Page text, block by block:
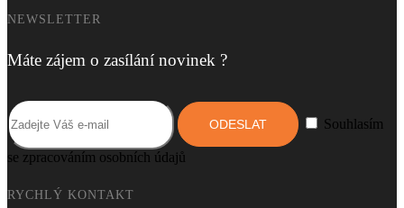
NEWSLETTER
Máte zájem o zasílání novinek ?
Souhlasím
se zpracováním osobních údajů
RYCHLÝ KONTAKT